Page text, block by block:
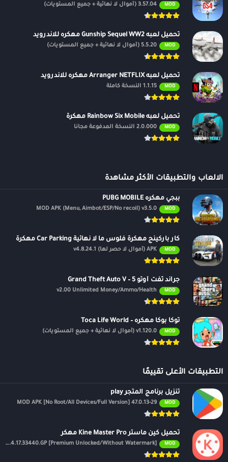
MOD 3.57.04 (أموال لا نهائية + جميع المستويات)
تحميل لعبه Gunship Sequel WW2 مهكره للاندرويد
MOD 5.5.20 (أموال لا نهائية + جميع المستويات)
تحميل لعبه Arranger NETFLIX مهكره للاندرويد
MOD 1.1.15 النسخة كاملة
تحميل لعبه Rainbow Six Mobile مهكرة
MOD 2.0.000 النسخة المدفوعة مجانًا
الالعاب والتطبيقات الأكثر مشاهدة
ببجي مهكره PUBG MOBILE
MOD
MOD APK (Menu, Aimbot/ESP/No recoil) v3.5.0
كار باركينج مهكرة فلوس ما لا نهائية Car Parking مهكرة
MOD APK (أموال لا حصر لها) v4.8.24.1
جراند ثفت أوتو 5 – Grand Theft Auto V
MOD
v2.00 Unlimited Money/Ammo/Health
توكا بوكا مهكره – Toca Life World
MOD v1.120.0 (أموال لا نهائية + جميع المستويات)
التطبيقات الأعلى تقييمًا
تنزيل برنامج المتجر play
MOD
47.0.13-29 MOD APK [No Root/All Devices/Full Version]
تحميل كين ماستر Kine Master Pro مهكر
MOD
APK v7.4.17.33440.GP [Premium Unlocked/Without Watermark]